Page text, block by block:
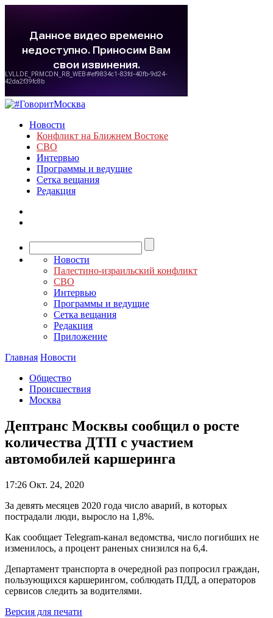
Новости
Конфликт на Ближнем Востоке
СВО
Интервью
Программы и ведущие
Сетка вещания
Редакция
Новости
Палестино-израильский конфликт
СВО
Интервью
Программы и ведущие
Сетка вещания
Редакция
Приложение
Главная Новости
Общество
Происшествия
Москва
Дептранс Москвы сообщил о росте
количества ДТП с участием
автомобилей каршеринга
17:26 Окт. 24, 2020
За девять месяцев 2020 года число аварий, в которых
пострадали люди, выросло на 1,8%.
Как сообщает Telegram-канал ведомства, число погибших не
изменилось, а процент раненых снизился на 6,4.
Департамент транспорта в очередной раз попросил граждан,
пользующихся каршерингом, соблюдать ПДД, а операторов
сервисов следить за водителями.
Версия для печати